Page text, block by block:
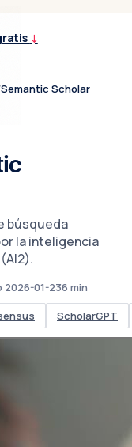
↓
Semantic Scholar
búsqueda
la inteligencia
2026-01-236 min
ScholarGPT